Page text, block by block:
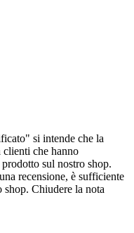
si intende che la
clienti che hanno
sul nostro shop.
recensione, è sufficiente
shop. Chiudere la nota